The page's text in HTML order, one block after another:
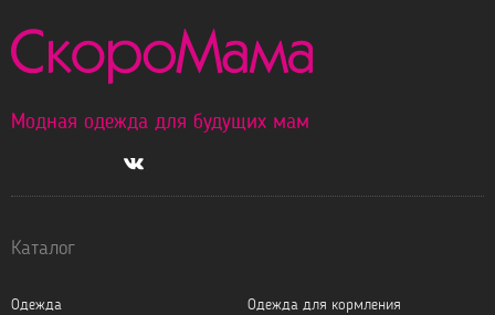
Модная одежда для будущих мам
Каталог
Одежда
Одежда для кормления